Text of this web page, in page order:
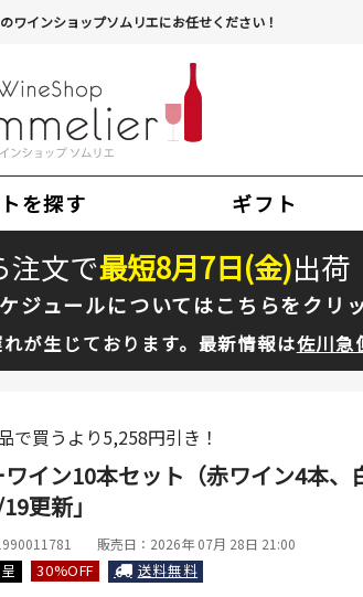
ワインショップソムリエにお任せください！
を探す ギフト
注文で最短8月7日(金)出荷
ジュールについてはこちらをクリ
が生じております。最新情報は佐川急
で買うより5,258円引き！
イン10本セット（赤ワイン4本
更新」
販売日：2026年 07月 28日 21:00
30%OFF 送料無料